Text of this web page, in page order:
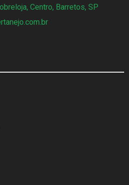
Centro, Barretos, SP